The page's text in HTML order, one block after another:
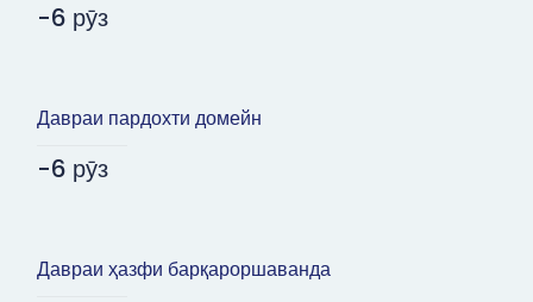
-6 рӯз
Давраи пардохти домейн
-6 рӯз
Давраи ҳазфи барқароршаванда